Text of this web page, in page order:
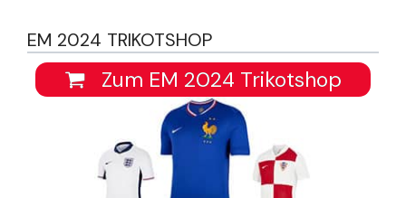
EM 2024 TRIKOTSHOP
Zum EM 2024 Trikotshop